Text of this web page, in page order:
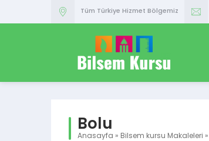
Tüm Türkiye Hizmet Bölgemiz
Bolu
Anasayfa » Bilsem kursu Makaleleri »